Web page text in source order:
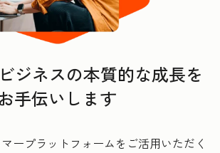
ジネスの本質的な成長を
手伝いします
ープラットフォームをご活用いただく